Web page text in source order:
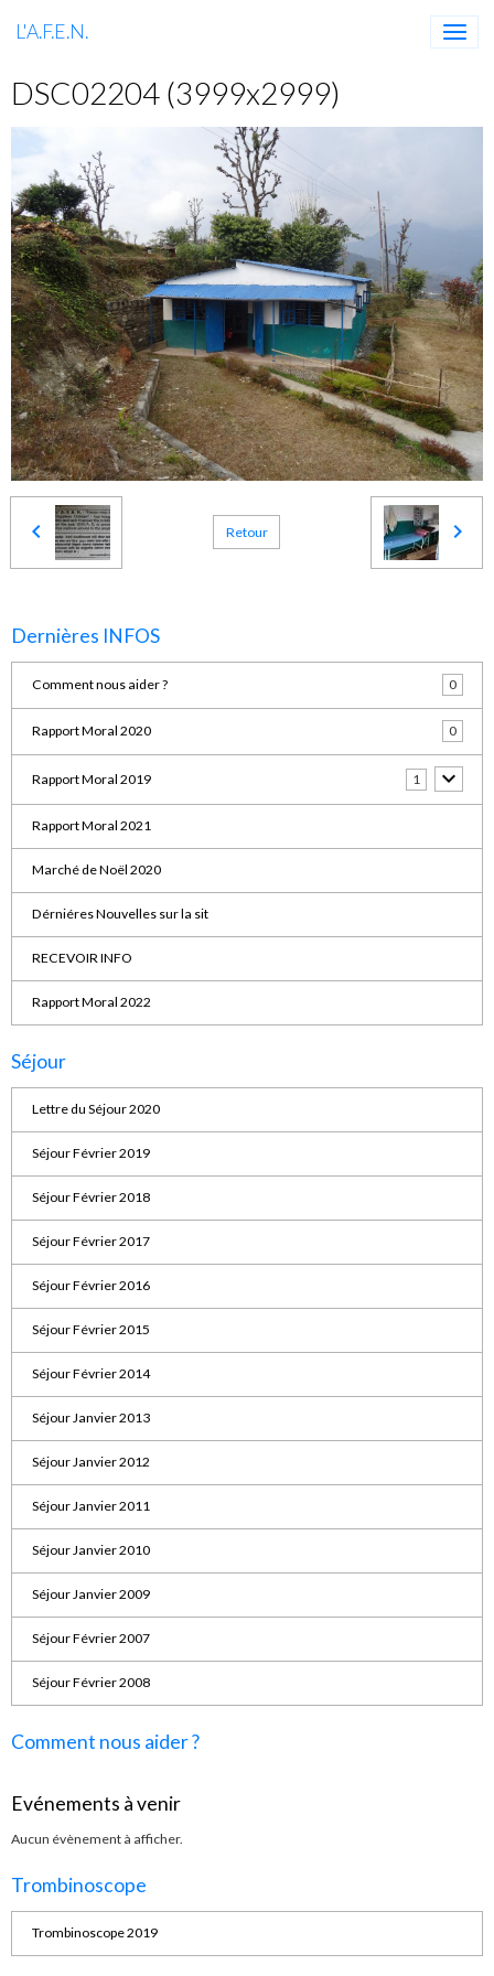
L'A.F.E.N.
DSC02204 (3999x2999)
Retour
Dernières INFOS
Comment nous aider ? 0
Rapport Moral 2020 0
Rapport Moral 2019 1
Rapport Moral 2021
Marché de Noël 2020
Dérniéres Nouvelles sur la sit
RECEVOIR INFO
Rapport Moral 2022
Séjour
Lettre du Séjour 2020
Séjour Février 2019
Séjour Février 2018
Séjour Février 2017
Séjour Février 2016
Séjour Février 2015
Séjour Février 2014
Séjour Janvier 2013
Séjour Janvier 2012
Séjour Janvier 2011
Séjour Janvier 2010
Séjour Janvier 2009
Séjour Février 2007
Séjour Février 2008
Comment nous aider ?
Evénements à venir
Aucun évènement à afficher.
Trombinoscope
Trombinoscope 2019